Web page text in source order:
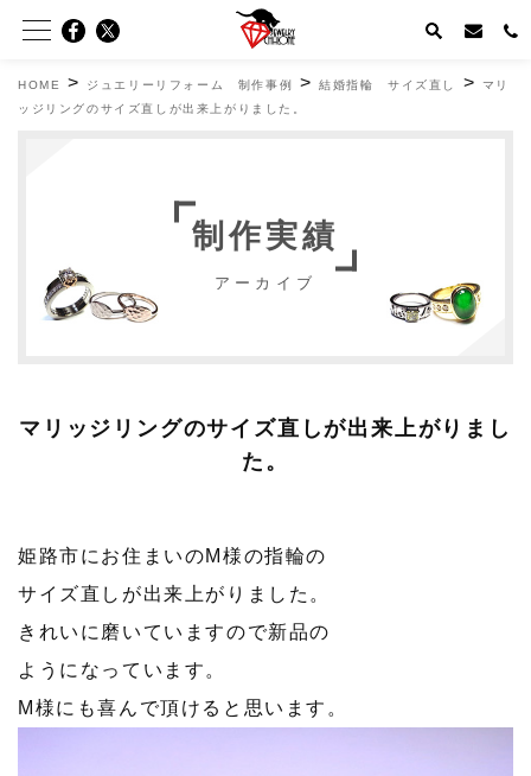
HOME > ジュエリーリフォーム 制作事例 >結婚指輪 サイズ直し >
マリ
ッジリングのサイズ直しが出来上がりました。
制作実績
アーカイブ
マリッジリングのサイズ直しが出来上がりまし
た。
姫路市にお住まいのM様の指輪の
サイズ直しが出来上がりました。
きれいに磨いていますので新品の
ようになっています。
M様にも喜んで頂けると思います。